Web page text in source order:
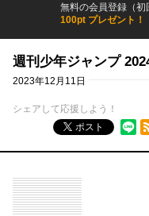
無料の会員登録（初
100pt プレゼント！
週刊少年ジャンプ
2023年12月11日
シェアして応援しよう！
ポスト
RSS